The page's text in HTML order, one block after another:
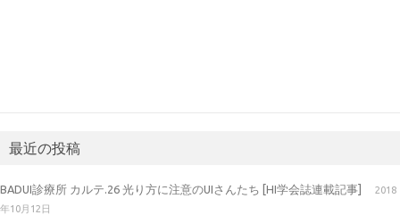
最近の投稿
BADUI診療所 カルテ.26 光り方に注意のUIさんたち [HI学会誌連載記事]
2018
年10月12日